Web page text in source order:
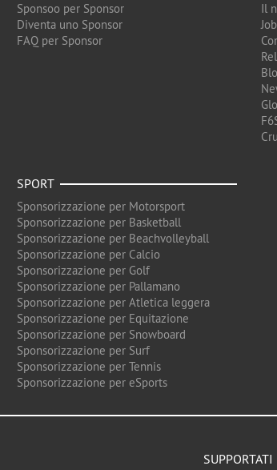
Sponsoo per Sponsor
Diventa uno Sponsor
FAQ per Sponsor
Il
SPORT
Sponsorizzazione per Motorsport
Sponsorizzazione per Basketball
Sponsorizzazione per Beachvolleyball
Sponsorizzazione per Calcio
Sponsorizzazione per Golf
Sponsorizzazione per Pallamano
Sponsorizzazione per Atletica leggera
Sponsorizzazione per Equitazione
Sponsorizzazione per Snowboard
Sponsorizzazione per Surf
Sponsorizzazione per Tennis
Sponsorizzazione per eSports
SUPPORTATI